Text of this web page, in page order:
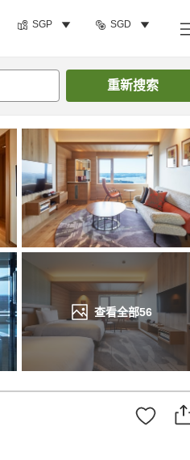
SGP SGD
重新搜索
查看全部56
搜索客房